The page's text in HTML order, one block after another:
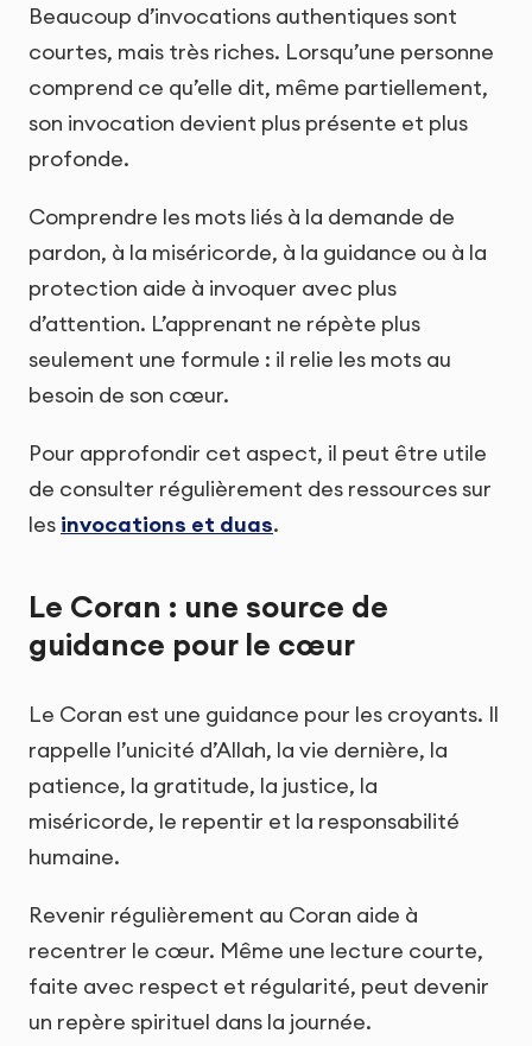
Beaucoup d’invocations authentiques sont
courtes, mais très riches. Lorsqu’une personne
comprend ce qu’elle dit, même partiellement,
son invocation devient plus présente et plus
profonde.
Comprendre les mots liés à la demande de
pardon, à la miséricorde, à la guidance ou à la
protection aide à invoquer avec plus
d’attention. L’apprenant ne répète plus
seulement une formule : il relie les mots au
besoin de son cœur.
Pour approfondir cet aspect, il peut être utile
de consulter régulièrement des ressources sur
les invocations et duas.
Le Coran : une source de
guidance pour le cœur
Le Coran est une guidance pour les croyants. Il
rappelle l’unicité d’Allah, la vie dernière, la
patience, la gratitude, la justice, la
miséricorde, le repentir et la responsabilité
humaine.
Revenir régulièrement au Coran aide à
recentrer le cœur. Même une lecture courte,
faite avec respect et régularité, peut devenir
un repère spirituel dans la journée.